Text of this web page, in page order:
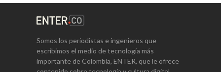
Somos los periodistas e ingenieros que
escribimos el medio de tecnología más
importante de Colombia, ENTER, que le ofrece